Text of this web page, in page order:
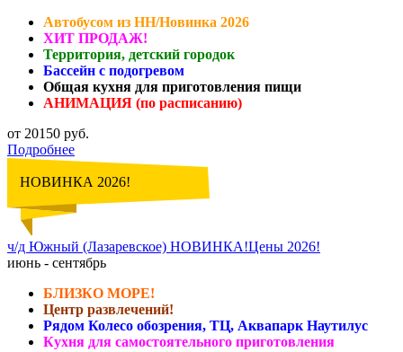
Автобусом из НН/Новинка 2026
ХИТ ПРОДАЖ!
Территория, детский городок
Бассейн с подогревом
Общая кухня для приготовления пищи
АНИМАЦИЯ (по расписанию)
от 20150 руб.
Подробнее
НОВИНКА 2026!
ч/д Южный (Лазаревское) НОВИНКА!Цены 2026!
июнь - сентябрь
БЛИЗКО МОРЕ!
Центр развлечений!
Рядом Колесо обозрения, ТЦ, Аквапарк Наутилус
Кухня для самостоятельного приготовления